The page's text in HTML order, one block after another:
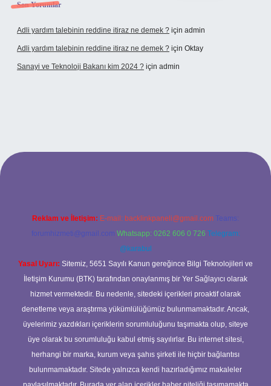
Son Yorumlar
Adli yardım talebinin reddine itiraz ne demek ? için admin
Adli yardım talebinin reddine itiraz ne demek ? için Oktay
Sanayi ve Teknoloji Bakanı kim 2024 ? için admin
Reklam ve İletişim: E-mail: backlinkpaneli@gmail.com Teams:
forumhizmeti@gmail.com Whatsapp: 0262 606 0 726 Telegram:
@karabul
Yasal Uyarı: Sitemiz, 5651 Sayılı Kanun gereğince Bilgi Teknolojileri ve
İletişim Kurumu (BTK) tarafından onaylanmış bir Yer Sağlayıcı olarak
hizmet vermektedir. Bu nedenle, sitedeki içerikleri proaktif olarak
denetleme veya araştırma yükümlülüğümüz bulunmamaktadır. Ancak,
üyelerimiz yazdıkları içeriklerin sorumluluğunu taşımakta olup, siteye
üye olarak bu sorumluluğu kabul etmiş sayılırlar. Bu internet sitesi,
herhangi bir marka, kurum veya şahıs şirketi ile hiçbir bağlantısı
bulunmamaktadır. Sitede yalnızca kendi hazırladığımız makaleler